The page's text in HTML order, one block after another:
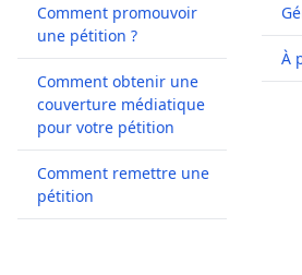
Comment promouvoir
une pétition ?
Comment obtenir une
couverture médiatique
pour votre pétition
Comment remettre une
pétition
À